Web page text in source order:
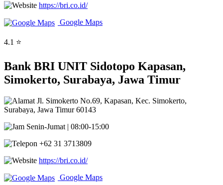
https://bri.co.id/
Google Maps
4.1 ⭐
Bank BRI UNIT Sidotopo Kapasan,
Simokerto, Surabaya, Jawa Timur
Jl. Simokerto No.69, Kapasan, Kec. Simokerto,
Surabaya, Jawa Timur 60143
Senin-Jumat | 08:00-15:00
+62 31 3713809
https://bri.co.id/
Google Maps